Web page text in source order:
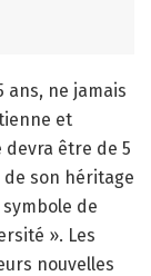
ans, ne jamais
et
devra être de 5
son héritage
de
». Les
nouvelles